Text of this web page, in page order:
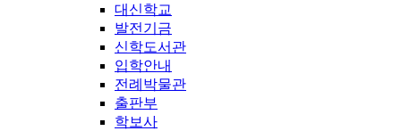
대신학교
발전기금
신학도서관
입학안내
전례박물관
출판부
학보사